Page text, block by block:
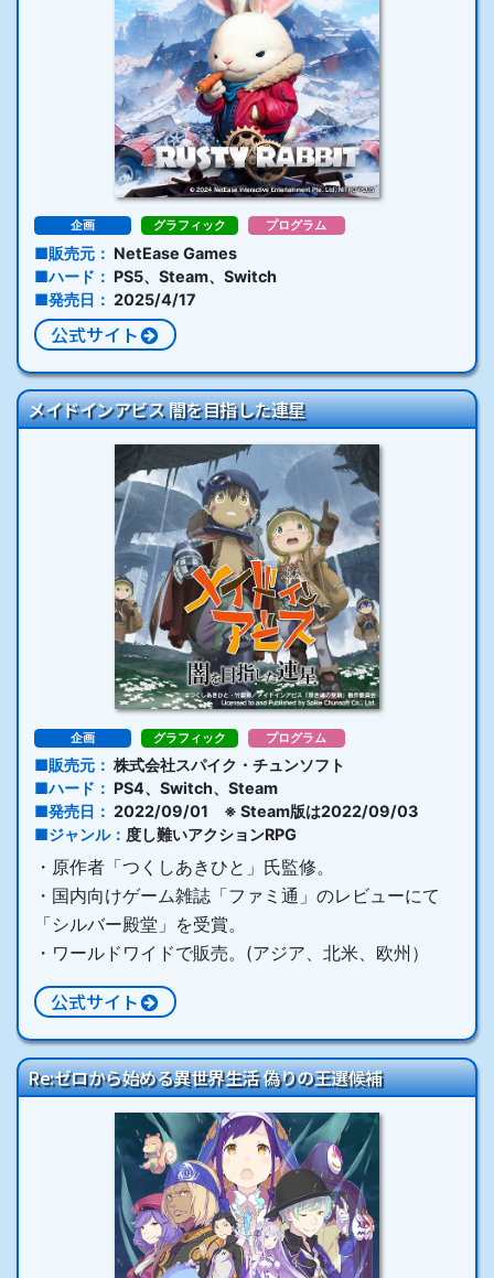
企画 グラフィック プログラム
販売元
NetEase Games
ハード
PS5、Steam、Switch
発売日
2025/4/17
公式サイト
メイドインアビス 闇を目指した連星
企画 グラフィック プログラム
販売元
株式会社スパイク・チュンソフト
ハード
PS4、Switch、Steam
発売日
2022/09/01 ※ Steam版は2022/09/03
ジャンル
度し難いアクションRPG
・原作者「つくしあきひと」氏監修。
・国内向けゲーム雑誌「ファミ通」のレビューにて
「シルバー殿堂」を受賞。
・ワールドワイドで販売。(アジア、北米、欧州）
公式サイト
Re:ゼロから始める異世界生活 偽りの王選候補